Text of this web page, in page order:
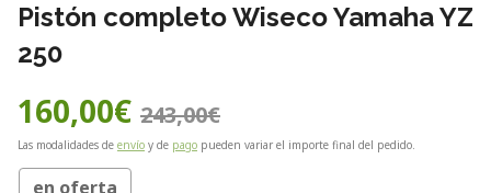
Pistón completo Wiseco Yamaha YZ
250
160,00€ 243,00€
Las modalidades de envío y de pago pueden variar el importe final del pedido.
en oferta